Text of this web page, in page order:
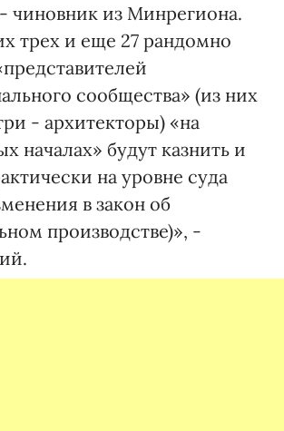
чиновник из Минрегиона.
трех и еще 27 рандомно
сообщества» (из них
- архитекторы) «на
началах» будут казнить и
на уровне суда
в закон об
производстве)», -